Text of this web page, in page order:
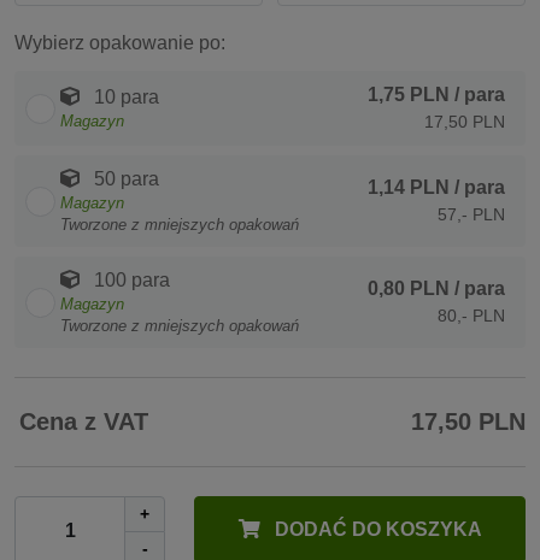
Wybierz opakowanie po:
10 para
Magazyn
1,75 PLN / para
17,50 PLN
50 para
Magazyn
Tworzone z mniejszych opakowań
1,14 PLN / para
57,- PLN
100 para
Magazyn
Tworzone z mniejszych opakowań
0,80 PLN / para
80,- PLN
Cena z VAT 17,50 PLN
+
-
DODAĆ DO KOSZYKA